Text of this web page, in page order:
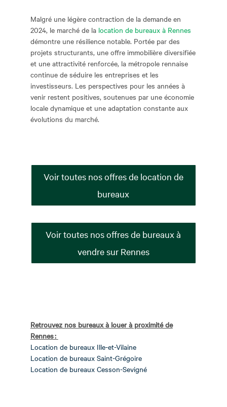
Malgré une légère contraction de la demande en
2024, le marché de la location de bureaux à Rennes
démontre une résilience notable. Portée par des
projets structurants, une offre immobilière diversifiée
et une attractivité renforcée, la métropole rennaise
continue de séduire les entreprises et les
investisseurs. Les perspectives pour les années à
venir restent positives, soutenues par une économie
locale dynamique et une adaptation constante aux
évolutions du marché.
Voir toutes nos offres de location de
bureaux
Voir toutes nos offres de bureaux à
vendre sur Rennes
Retrouvez nos bureaux à louer à proximité de
Rennes :
Location de bureaux Ille-et-Vilaine
Location de bureaux Saint-Grégoire
Location de bureaux Cesson-Sevigné